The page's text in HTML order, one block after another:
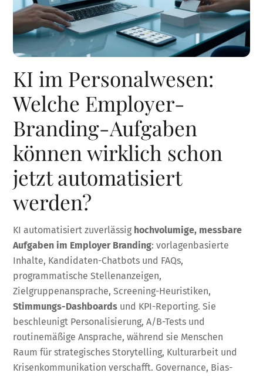
KI im Personalwesen:
Welche Employer-
Branding-Aufgaben
können wirklich schon
jetzt automatisiert
werden?
KI automatisiert zuverlässig hochvolumige, messbare
Aufgaben im Employer Branding: vorlagenbasierte
Inhalte, Kandidaten-Chatbots und FAQs,
programmatische Stellenanzeigen,
Zielgruppenansprache, Screening-Heuristiken,
Stimmungs-Dashboards und KPI-Reporting. Sie
beschleunigt Personalisierung, A/B-Tests und
routinemäßige Ansprache, während sie Menschen
Raum für strategisches Storytelling, Kulturarbeit und
Krisenkommunikation verschafft. Governance, Bias-